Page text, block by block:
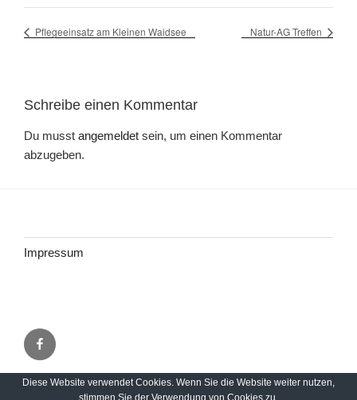
Pflegeeinsatz am Kleinen Waidsee Natur-AG Treffen
Schreibe einen Kommentar
Du musst angemeldet sein, um einen Kommentar
abzugeben.
Impressum
Facebook
Impressum Stolz präsentiert von WordPress
Diese Website verwendet Cookies. Wenn Sie die Website weiter nutzen,
stimmen Sie der Verwendung von Cookies zu.